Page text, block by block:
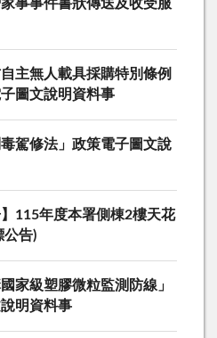
事事件書狀傳送及收受服
主無人載具採購特別條例
圖文說明資料事
駕修法」政策電子圖文說
】115年度本署側棟2樓天花
公告)
家級塑膠微粒監測防線」
明資料事